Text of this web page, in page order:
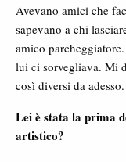
Avevano amici che
sapevano a chi
amico
lui ci sorvegliava. Mi
così diversi da adesso.
Lei è stata la prima
artistico?